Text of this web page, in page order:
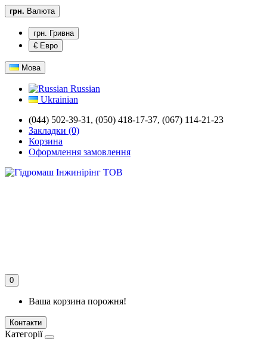
грн. Валюта
грн. Гривна
€ Евро
Мова
Russian
Ukrainian
(044) 502-39-31, (050) 418-17-37, (067) 114-21-23
Закладки (0)
Корзина
Оформлення замовлення
0
Ваша корзина порожня!
Контакти
Категорії